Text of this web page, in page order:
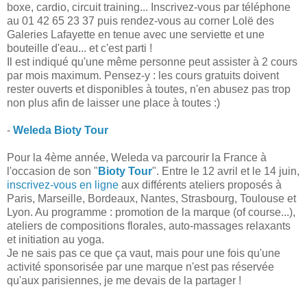
boxe, cardio, circuit training... Inscrivez-vous par téléphone
au 01 42 65 23 37 puis rendez-vous au corner Lolë des
Galeries Lafayette en tenue avec une serviette et une
bouteille d'eau... et c'est parti !
Il est indiqué qu'une même personne peut assister à 2 cours
par mois maximum. Pensez-y : les cours gratuits doivent
rester ouverts et disponibles à toutes, n'en abusez pas trop
non plus afin de laisser une place à toutes :)
- Weleda Bioty Tour
Pour la 4ème année, Weleda va parcourir la France à
l'occasion de son " Bioty Tour". Entre le 12 avril et le 14 juin,
inscrivez-vous en ligne aux différents ateliers proposés à
Paris, Marseille, Bordeaux, Nantes, Strasbourg, Toulouse et
Lyon. Au programme : promotion de la marque (of course...),
ateliers de compositions florales, auto-massages relaxants
et initiation au yoga.
Je ne sais pas ce que ça vaut, mais pour une fois qu'une
activité sponsorisée par une marque n'est pas réservée
qu'aux parisiennes, je me devais de la partager !